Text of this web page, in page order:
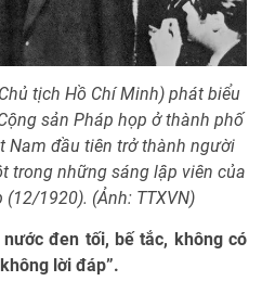
tịch Hồ Chí Minh) phát biểu
sản Pháp họp ở thành phố
Nam đầu tiên trở thành người
trong những sáng lập viên của
1920). (Ảnh: TTXVN)
đen tối, bế tắc, không có
lời đáp”.